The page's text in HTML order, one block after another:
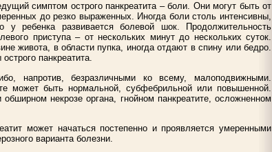
симптом острого панкреатита – боли. Они могут быть от
до резко выраженных. Иногда боли столь интенсивны,
у ребенка развивается болевой шок. Продолжительность
приступа – от нескольких минут до нескольких суток.
живота, в области пупка, иногда отдают в спину или бедро.
панкреатита.
напротив, безразличными ко всему, малоподвижными.
может быть нормальной, субфебрильной или повышенной.
некрозе органа, гнойном панкреатите, осложненном
может начаться постепенно и проявляется умеренными
варианта болезни.